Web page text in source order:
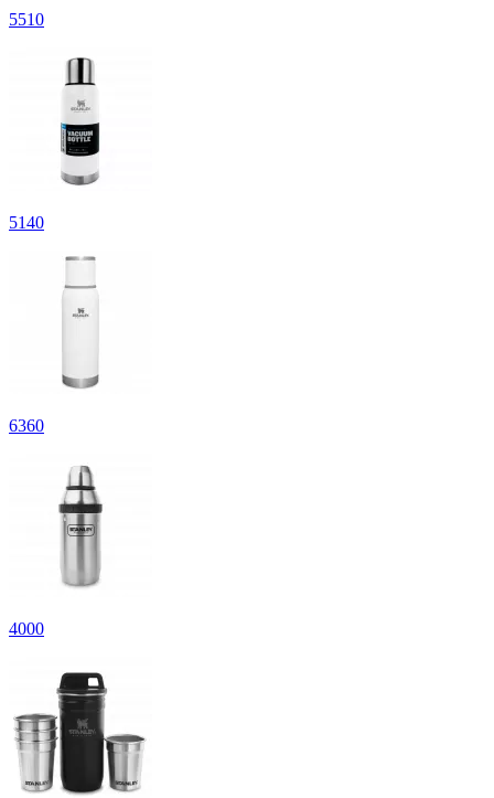
5510
5140
6360
4000